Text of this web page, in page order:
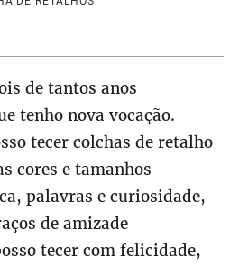
de tantos anos
tenho nova vocação.
tecer colchas de retalho
cores e tamanhos
palavras e curiosidade,
de amizade
tecer com felicidade,